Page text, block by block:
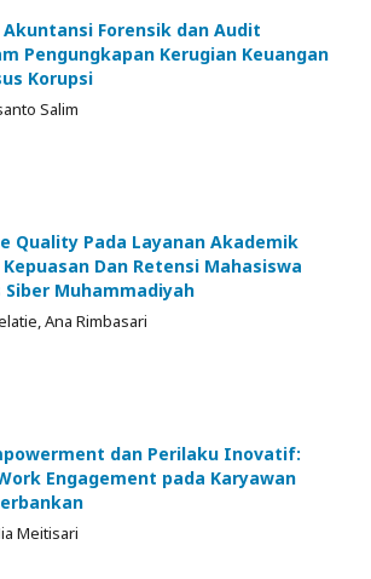
Forensik dan Audit
Pengungkapan Kerugian Keuangan
Korupsi
Salim
Quality Pada Layanan Akademik
Dan Retensi Mahasiswa
Muhammadiyah
Ana Rimbasari
dan Perilaku Inovatif:
Engagement pada Karyawan
Meitisari